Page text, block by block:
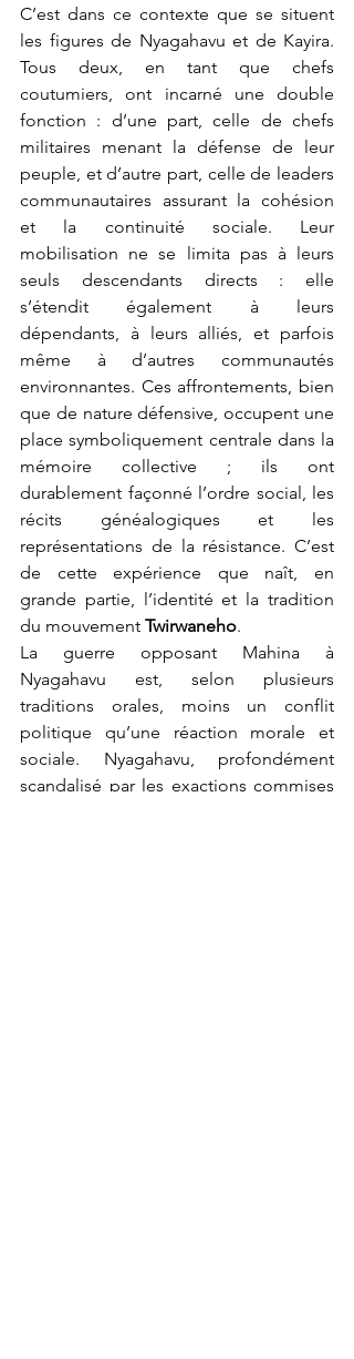
C’est dans ce contexte que se situent
les figures de Nyagahavu et de Kayira.
Tous deux, en tant que chefs
coutumiers, ont incarné une double
fonction : d’une part, celle de chefs
militaires menant la défense de leur
peuple, et d’autre part, celle de leaders
communautaires assurant la cohésion
et la continuité sociale. Leur
mobilisation ne se limita pas à leurs
seuls descendants directs : elle
s’étendit également à leurs
dépendants, à leurs alliés, et parfois
même à d’autres communautés
environnantes. Ces affrontements, bien
que de nature défensive, occupent une
place symboliquement centrale dans la
mémoire collective ; ils ont
durablement façonné l’ordre social, les
récits généalogiques et les
représentations de la résistance. C’est
de cette expérience que naît, en
grande partie, l’identité et la tradition
du mouvement Twirwaneho.
La guerre opposant Mahina à
Nyagahavu est, selon plusieurs
traditions orales, moins un conflit
politique qu’une réaction morale et
sociale. Nyagahavu, profondément
scandalisé par les exactions commises